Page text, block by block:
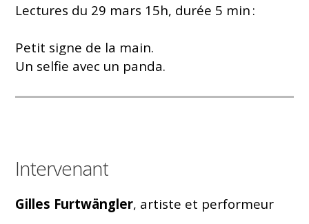
Lectures du 29 mars 15h, durée 5 min :
Petit signe de la main.
Un selfie avec un panda.
Intervenant
Gilles Furtwängler, artiste et performeur